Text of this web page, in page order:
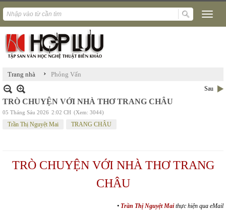
Trang nhà › Phỏng Vấn
Sau
TRÒ CHUYỆN VỚI NHÀ THƠ TRANG CHÂU
05 Tháng Sáu 2026 2:02 CH (Xem: 3044)
Trần Thị Nguyệt Mai TRANG CHÂU
TRÒ CHUYỆN VỚI NHÀ THƠ TRANG
CHÂU
• Trần Thị Nguyệt Maithực hiện qua eMail